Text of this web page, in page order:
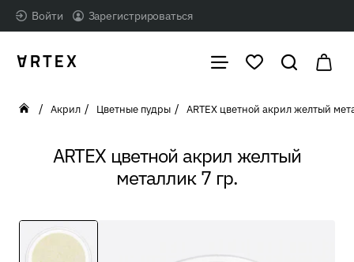
Войти Зарегистрироваться
ARTEX цветной акрил желтый
металлик 7 гр.
home
Акрил Цветные пудры ARTEX цветной акрил желтый